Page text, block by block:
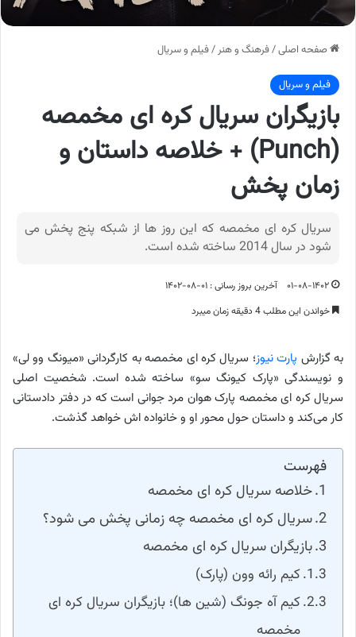
صفحه اصلی/فرهنگ و هنر /فیلم و سریال
فیلم و سریال
بازیگران سریال کره ای مخمصه
(Punch) + خلاصه داستان و
زمان پخش
سریال کره ای مخمصه که این روز ها از شبکه پنج پخش می
شود در سال 2014 ساخته شده است.
۰۱-۰۸-۱۴۰۲
آخرین بروز رسانی : ۰۱-۰۸-۱۴۰۲
خواندن این مطلب 4 دقیقه زمان میبرد
به گزارش پارت نیوز؛ سریال کره ای مخمصه به کارگردانی «میونگ وو لی»
و نویسندگی «پارک کیونگ سو» ساخته شده است. شخصیت اصلی
سریال کره ای مخمصه پارک هوان مرد جوانی است که در دفتر دادستانی
کار می‌کند و داستان حول محور او و خانواده اش خواهد گذشت.
فهرست
خلاصه سریال کره ای مخمصه
سریال کره ای مخمصه چه زمانی پخش می شود؟
بازیگران سریال کره ای مخمصه
کیم رائه وون (پارک)
کیم آه جونگ (شین ها)؛ بازیگران سریال کره ای
مخمصه